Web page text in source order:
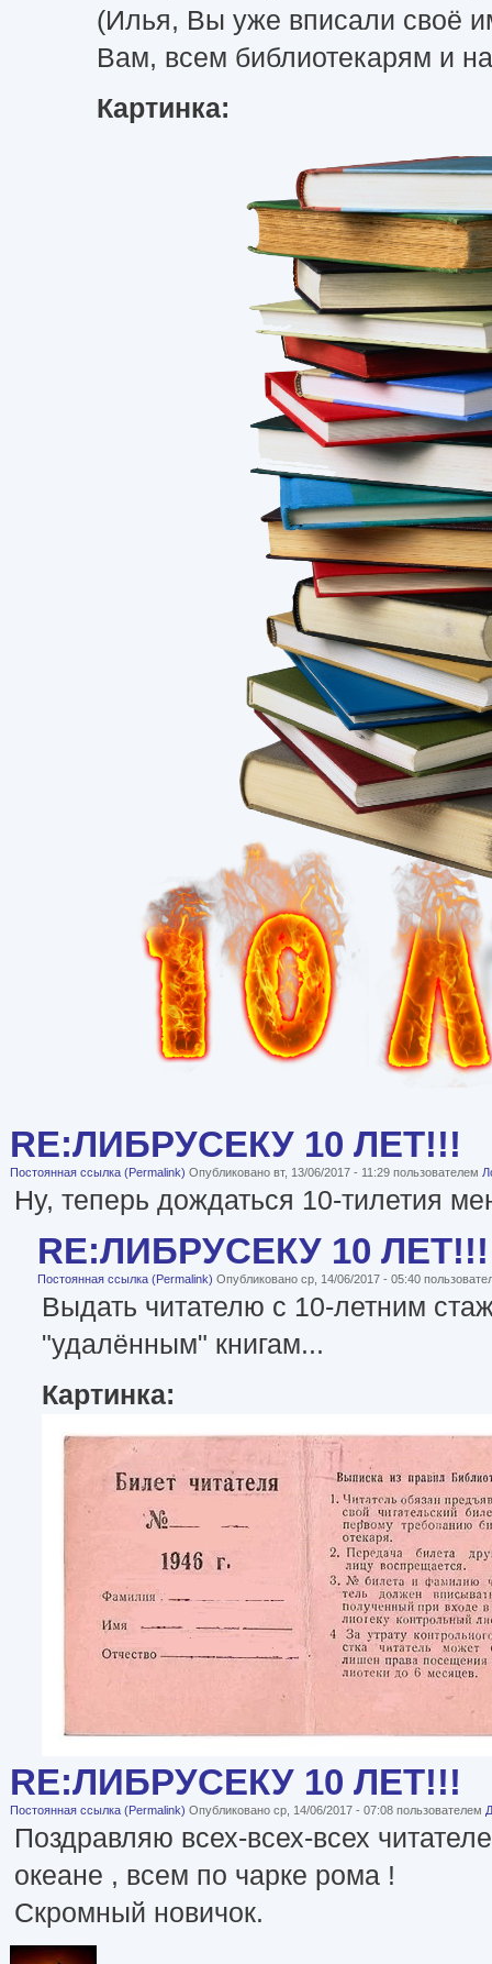
(Илья, Вы уже вписали своё
Вам, всем библиотекарям и
Картинка:
RE:ЛИБРУСЕКУ 10 ЛЕТ!!!
Постоянная ссылка (Permalink) Опубликовано вт, 13/06/2017 - 11:29 пользователем
Ну, теперь дождаться 10-тилетия
RE:ЛИБРУСЕКУ 10 ЛЕТ!!!
Постоянная ссылка (Permalink) Опубликовано ср, 14/06/2017 - 05:40
Выдать читателю с 10-летним
"удалённым" книгам...
Картинка:
RE:ЛИБРУСЕКУ 10 ЛЕТ!!!
Постоянная ссылка (Permalink) Опубликовано ср, 14/06/2017 - 07:08 пользователем
Поздравляю всех-всех-всех
океане , всем по чарке рома !
Скромный новичок.